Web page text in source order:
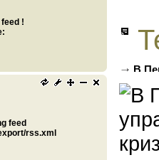
!
feed
rss.xml
В